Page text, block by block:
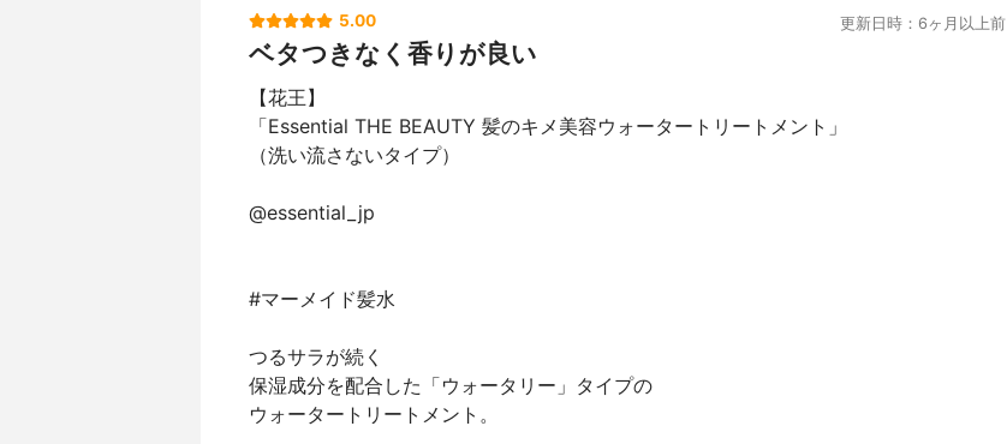
5.00 更新日時：6ヶ月以上前
ベタつきなく香りが良い
【花王】
「Essential THE BEAUTY 髪のキメ美容ウォータートリートメント」
（洗い流さないタイプ）
@essential_jp
#マーメイド髪水
つるサラが続く
保湿成分を配合した「ウォータリー」タイプの
ウォータートリートメント。